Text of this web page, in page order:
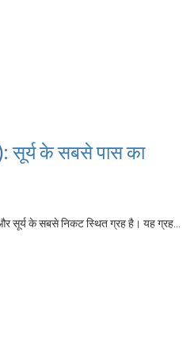
के सबसे पास का
सूर्य के सबसे निकट स्थित ग्रह है। यह ग्रह...